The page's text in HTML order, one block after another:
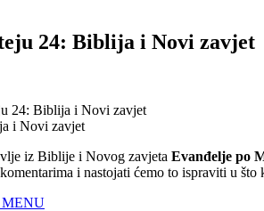
24: Biblija i Novi zavjet
i Novi zavjet
iz Biblije i Novog zavjeta Evanđelje po
i nastojati ćemo to ispraviti u što
MENU